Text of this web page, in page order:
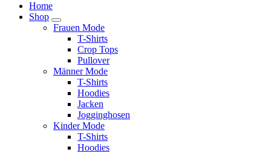
Home
Shop
Frauen Mode
T-Shirts
Crop Tops
Pullover
Männer Mode
T-Shirts
Hoodies
Jacken
Jogginghosen
Kinder Mode
T-Shirts
Hoodies